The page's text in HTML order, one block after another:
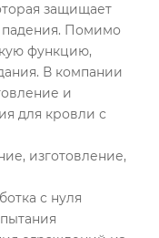
защищает
падения. Помимо
функцию,
В компании
и
для кровли с
изготовление,
с нуля